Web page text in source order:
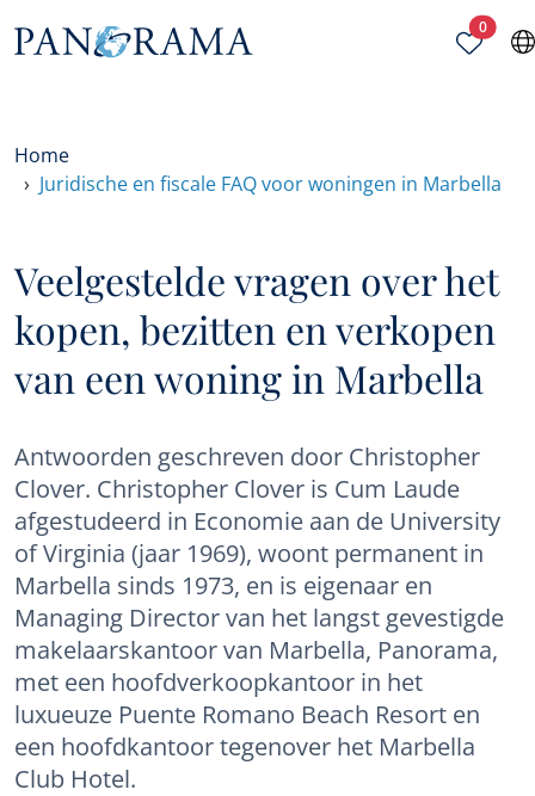
0
Home
Juridische en fiscale FAQ voor woningen in Marbella
Veelgestelde vragen over het
kopen, bezitten en verkopen
van een woning in Marbella
Antwoorden geschreven door Christopher
Clover. Christopher Clover is Cum Laude
afgestudeerd in Economie aan de University
of Virginia (jaar 1969), woont permanent in
Marbella sinds 1973, en is eigenaar en
Managing Director van het langst gevestigde
makelaarskantoor van Marbella, Panorama,
met een hoofdverkoopkantoor in het
luxueuze Puente Romano Beach Resort en
een hoofdkantoor tegenover het Marbella
Club Hotel.